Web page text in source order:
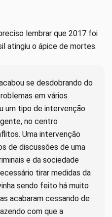
lembrar que 2017 foi
atingiu o ápice de mortes.
se desdobrando do
em vários
um tipo de intervenção
no centro
Uma intervenção
de discussões de uma
e da sociedade
tirar medidas da
sendo feito há muito
acabaram cessando de
com que a